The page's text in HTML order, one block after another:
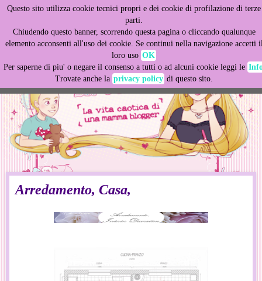
Questo sito utilizza cookie tecnici propri e dei cookie di profilazione di terze
parti.
Chiudendo questo banner, scorrendo questa pagina o cliccando qualunque
elemento acconsenti all'uso dei cookie. Se continui nella navigazione accetti
loro uso OK
Per saperne di piu' o negare il consenso a tutti o ad alcuni cookie leggi le
Trovate anche la privacy policy di questo sito.
Arredamento, Casa,
This site uses cookies from Google to deliver its services
and to analyze traffic. Your IP address and user-agent are
shared with Google along with performance and security
metrics to ensure quality of service, generate usage
statistics, and to detect and address abuse.
LEARN MORE GOT IT